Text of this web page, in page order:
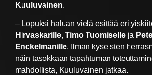
Kuuluvainen.
– Lopuksi haluan vielä esittää
Hirvaskarille,Timo Tuomiselle ja
Enckelmanille. Ilman kyseisten
näin tasokkaan tapahtuman
mahdollista, Kuuluvainen jatkaa.